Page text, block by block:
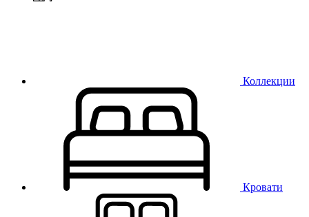
Коллекции
Кровати